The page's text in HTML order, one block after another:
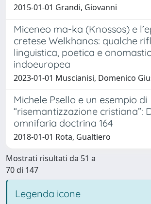
2015-01-01 Grandi, Giovanni
Miceneo ma-ka (Knossos) e
cretese Welkhanos: qualche
linguistica, poetica e
indoeuropea
2023-01-01 Muscianisi, Domenico
Michele Psello e un esempio di
“risemantizzazione cristiana”:
omnifaria doctrina 164
2018-01-01 Rota, Gualtiero
Mostrati risultati da 51 a
70 di 147
Legenda icone